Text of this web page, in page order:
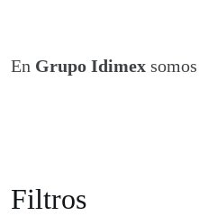
En Grupo Idimex
Filtros